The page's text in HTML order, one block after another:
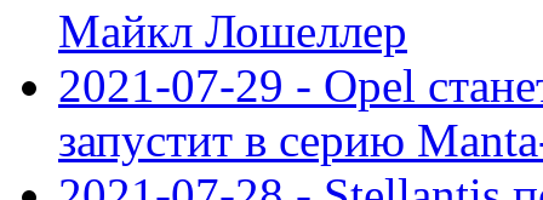
Майкл Лошеллер
2021-07-29 - Opel
запустит в серию